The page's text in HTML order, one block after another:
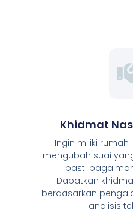
Khidmat
Ingin miliki
mengubah suai
pasti
Dapatkan
berdasarkan
analisis